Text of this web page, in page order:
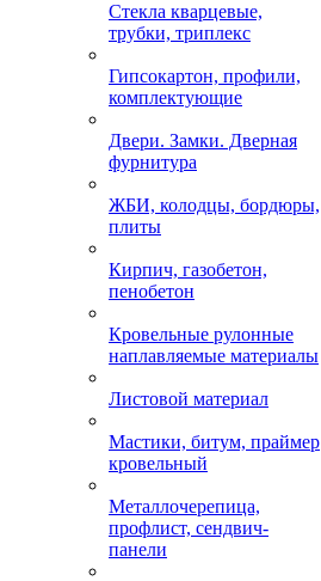
Стекла кварцевые,
трубки, триплекс
Гипсокартон, профили,
комплектующие
Двери. Замки. Дверная
фурнитура
ЖБИ, колодцы, бордюры,
плиты
Кирпич, газобетон,
пенобетон
Кровельные рулонные
наплавляемые материалы
Листовой материал
Мастики, битум, праймер
кровельный
Металлочерепица,
профлист, сендвич-
панели